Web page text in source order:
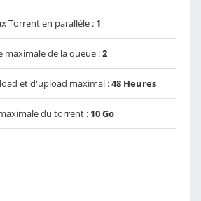
Torrent en parallèle : 1
maximale de la queue :2
et d'upload maximal :48 Heures
du torrent : 10 Go